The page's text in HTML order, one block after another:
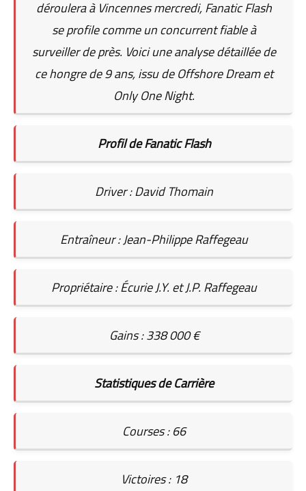
déroulera à Vincennes mercredi, Fanatic Flash
se profile comme un concurrent fiable à
surveiller de près. Voici une analyse détaillée de
ce hongre de 9 ans, issu de Offshore Dream et
Only One Night.
Profil de Fanatic Flash
Driver : David Thomain
Entraîneur : Jean-Philippe Raffegeau
Propriétaire : Écurie J.Y. et J.P. Raffegeau
Gains : 338 000 €
Statistiques de Carrière
Courses : 66
Victoires : 18